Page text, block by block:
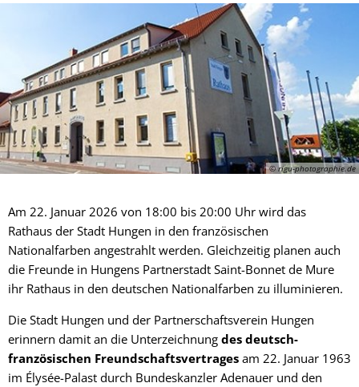
© rigu-photographie.de
Am 22. Januar 2026 von 18:00 bis 20:00 Uhr wird das
Rathaus der Stadt Hungen in den französischen
Nationalfarben angestrahlt werden. Gleichzeitig planen auch
die Freunde in Hungens Partnerstadt Saint-Bonnet de Mure
ihr Rathaus in den deutschen Nationalfarben zu illuminieren.
Die Stadt Hungen und der Partnerschaftsverein Hungen
erinnern damit an die Unterzeichnung des deutsch-
französischen Freundschaftsvertrages am 22. Januar 1963
im Élysée-Palast durch Bundeskanzler Adenauer und den